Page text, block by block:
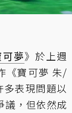
可夢》於上週
《寶可夢 朱/
表現問題以
議，但依然成